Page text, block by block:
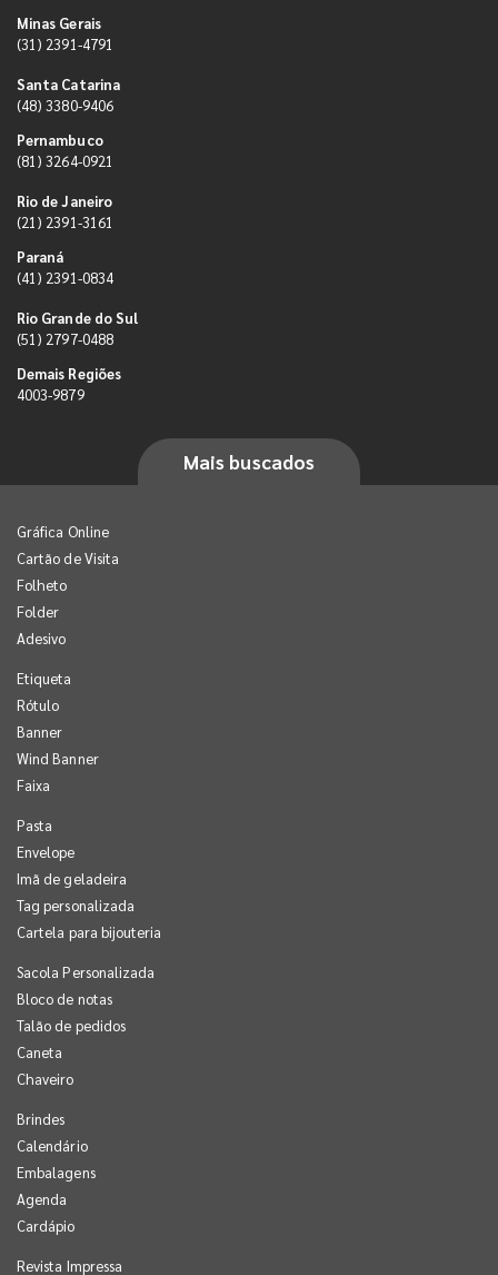
Minas Gerais
(31) 2391-4791
Santa Catarina
(48) 3380-9406
Pernambuco
(81) 3264-0921
Rio de Janeiro
(21) 2391-3161
Paraná
(41) 2391-0834
Rio Grande do Sul
(51) 2797-0488
Demais Regiões
4003-9879
Mais buscados
Gráfica Online
Cartão de Visita
Folheto
Folder
Adesivo
Etiqueta
Rótulo
Banner
Wind Banner
Faixa
Pasta
Envelope
Imã de geladeira
Tag personalizada
Cartela para bijouteria
Sacola Personalizada
Bloco de notas
Talão de pedidos
Caneta
Chaveiro
Brindes
Calendário
Embalagens
Agenda
Cardápio
Revista Impressa